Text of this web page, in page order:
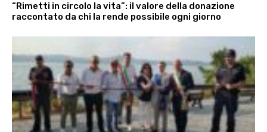
“Rimetti in circolo la vita”: il valore della donazione
raccontato da chi la rende possibile ogni giorno